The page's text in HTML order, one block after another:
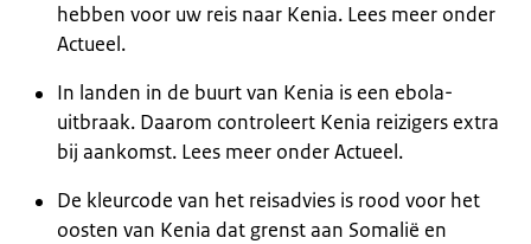
hebben voor uw reis naar Kenia. Lees meer onder
Actueel.
In landen in de buurt van Kenia is een ebola-
uitbraak. Daarom controleert Kenia reizigers extra
bij aankomst. Lees meer onder Actueel.
De kleurcode van het reisadvies is rood voor het
oosten van Kenia dat grenst aan Somalië en